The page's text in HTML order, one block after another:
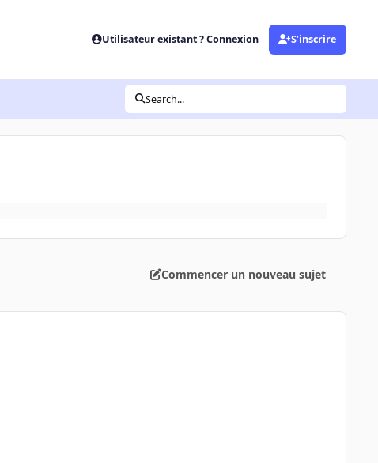
Utilisateur existant ? Connexion S’inscrire
Search...
Commencer un nouveau sujet